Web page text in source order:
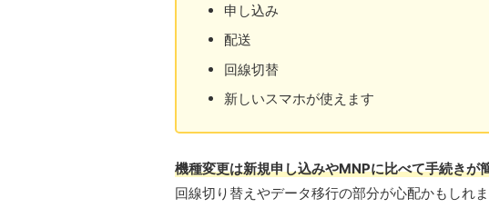
申し込み
配送
回線切替
新しいスマホが使えます
機種変更は新規申し込みやMNPに比べて手続きが
回線切り替えやデータ移行の部分が心配かもしれ